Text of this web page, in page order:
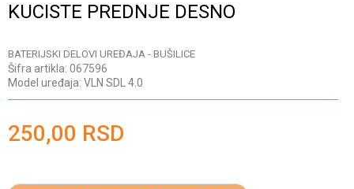
KUCISTE PREDNJE DESNO
BATERIJSKI DELOVI UREĐAJA - BUŠILICE
Šifra artikla: 067596
Model uređaja: VLN SDL 4.0
250,00 RSD